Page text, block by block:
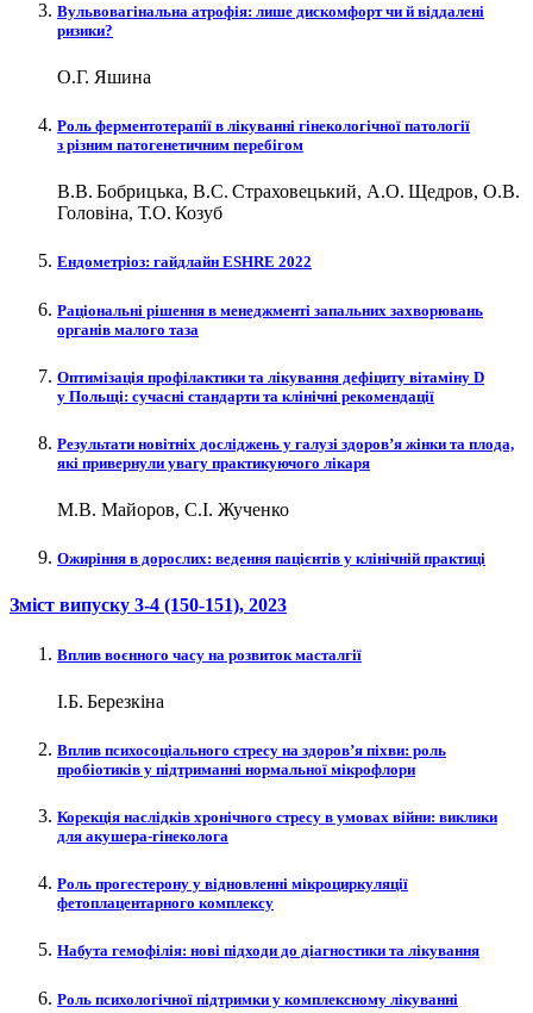
Вульвовагінальна атрофія: лише дискомфорт чи й віддалені
ризики?
О.Г. Яшина
Роль ферментотерапії в лікуванні гінекологічної патології
з різним патогенетичним перебігом
В.В. Бобрицька, В.С. Страховецький, А.О. Щедров, О.В.
Головіна, Т.О. Козуб
Ендометріоз: гайдлайн ESHRE 2022
Раціональні рішення в менеджменті запальних захворювань
органів малого таза
Оптимізація профілактики та лікування дефіциту вітаміну D
у Польщі: сучасні стандарти та клінічні рекомендації
Результати новітніх досліджень у галузі здоров’я жінки та плода,
які привернули увагу практикуючого лікаря
М.В. Майоров, С.І. Жученко
Ожиріння в дорослих: ведення пацієнтів у клінічній практиці
Зміст випуску 3-4 (150-151), 2023
Вплив воєнного часу на розвиток масталгії
І.Б. Березкіна
Вплив психосоціального стресу на здоров’я піхви: роль
пробіотиків у підтриманні нормальної мікрофлори
Корекція наслідків хронічного стресу в умовах війни: виклики
для акушера-­гінеколога
Роль прогестерону у відновленні мікроциркуляції
фетоплацентарного комплексу
Набута гемофілія: нові підходи до діагностики та лікування
Роль психологічної підтримки у комплексному лікуванні